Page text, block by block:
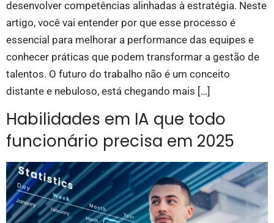
desenvolver competências alinhadas à estratégia. Neste
artigo, você vai entender por que esse processo é
essencial para melhorar a performance das equipes e
conhecer práticas que podem transformar a gestão de
talentos. O futuro do trabalho não é um conceito
distante e nebuloso, está chegando mais […]
Habilidades em IA que todo
funcionário precisa em 2025